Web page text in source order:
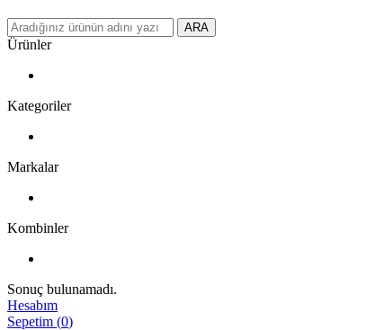
ARA
Ürünler
Kategoriler
Markalar
Kombinler
Sonuç bulunamadı.
Hesabım
Sepetim (0)